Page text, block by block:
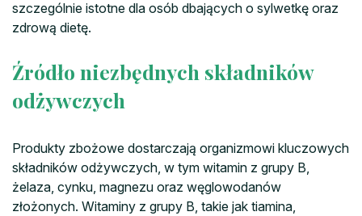
szczególnie istotne dla osób dbających o sylwetkę oraz
zdrową dietę.
Źródło niezbędnych składników
odżywczych
Produkty zbożowe dostarczają organizmowi kluczowych
składników odżywczych, w tym witamin z grupy B,
żelaza, cynku, magnezu oraz węglowodanów
złożonych. Witaminy z grupy B, takie jak tiamina,